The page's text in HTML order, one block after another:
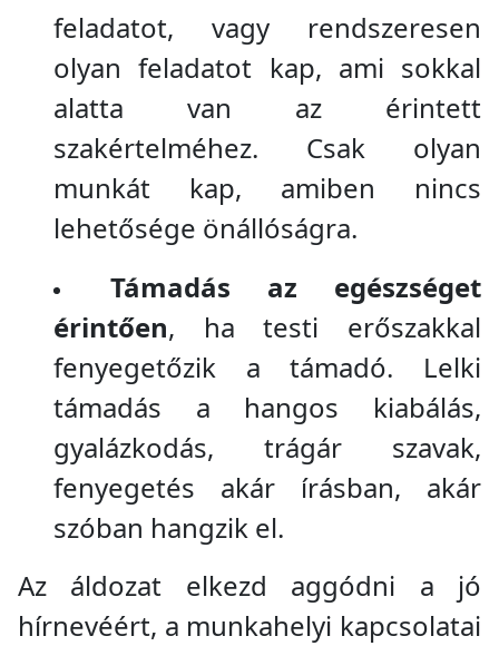
feladatot, vagy rendszeresen
olyan feladatot kap, ami sokkal
alatta van az érintett
szakértelméhez. Csak olyan
munkát kap, amiben nincs
lehetősége önállóságra.
Támadás az egészséget
érintően, ha testi erőszakkal
fenyegetőzik a támadó. Lelki
támadás a hangos kiabálás,
gyalázkodás, trágár szavak,
fenyegetés akár írásban, akár
szóban hangzik el.
Az áldozat elkezd aggódni a jó
hírnevéért, a munkahelyi kapcsolatai